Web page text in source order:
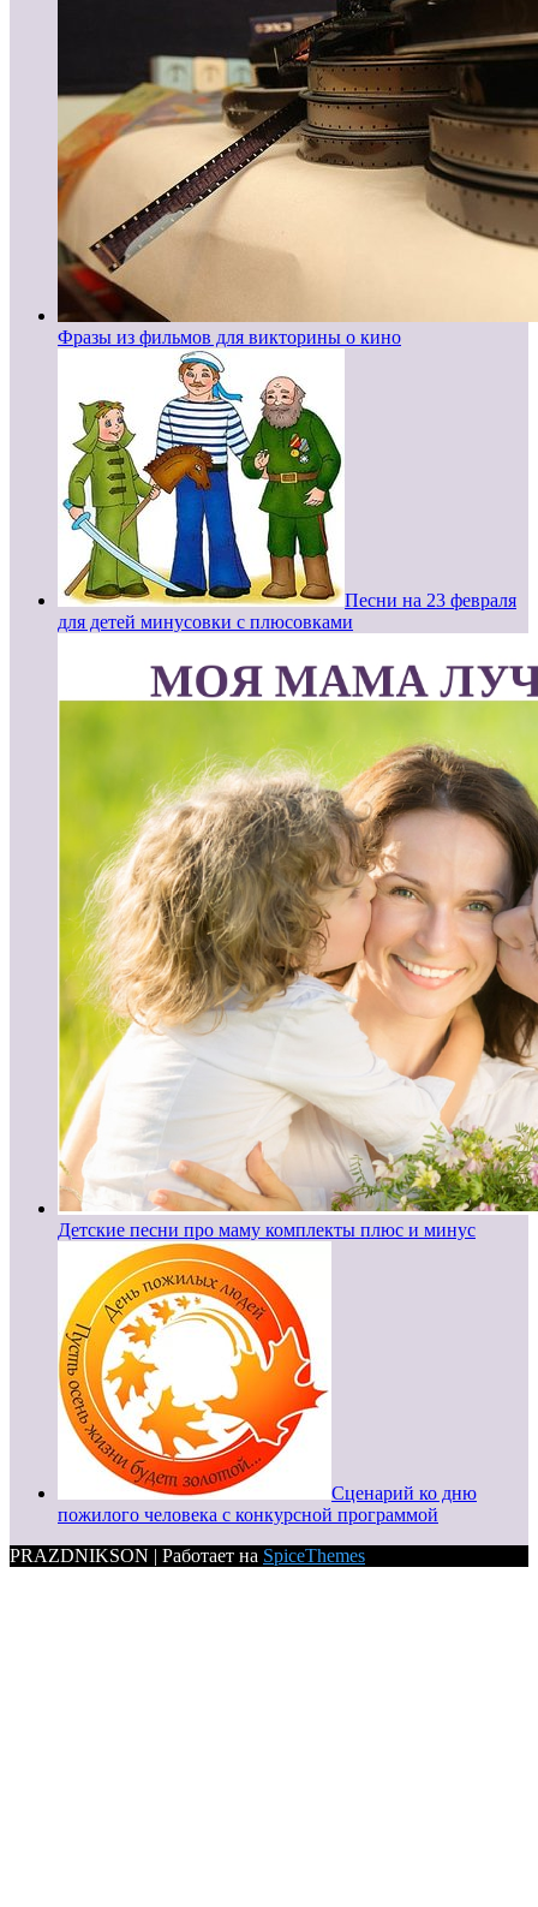
Фразы из фильмов для викторины о кино
Песни на 23 февраля
для детей минусовки с плюсовками
Детские песни про маму комплекты плюс и минус
Сценарий ко дню
пожилого человека с конкурсной программой
PRAZDNIKSON | Работает на SpiceThemes